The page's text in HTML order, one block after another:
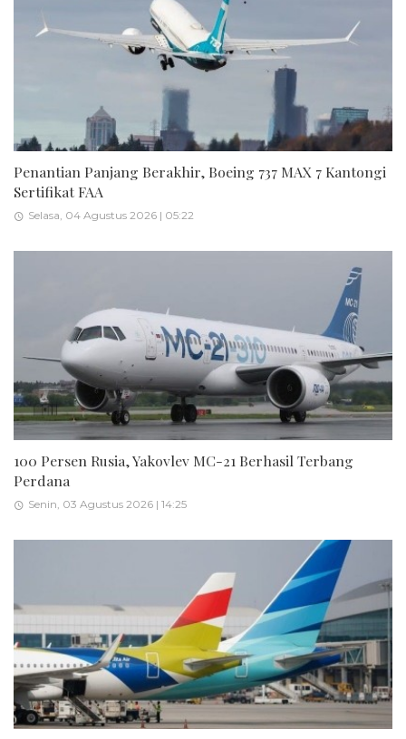
Penantian Panjang Berakhir, Boeing 737 MAX 7 Kantongi
Sertifikat FAA
Selasa, 04 Agustus 2026 | 05:22
100 Persen Rusia, Yakovlev MC-21 Berhasil Terbang
Perdana
Senin, 03 Agustus 2026 | 14:25